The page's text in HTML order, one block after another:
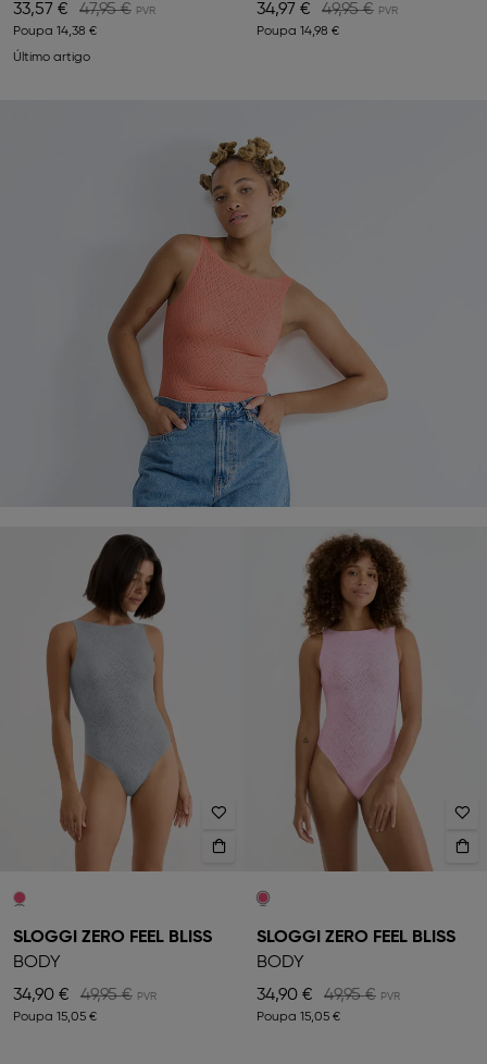
33,57 €
47,95 €
Poupa 14,38 €
Último artigo
34,97 €
49,95 €
Poupa 14,98 €
SLOGGI ZERO FEEL BLISS
BODY
34,90 €
49,95 €
Poupa 15,05 €
SLOGGI ZERO FEEL BLISS
BODY
34,90 €
49,95 €
Poupa 15,05 €